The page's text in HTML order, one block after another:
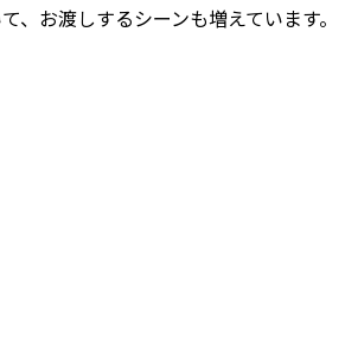
お渡しするシーンも増えています。